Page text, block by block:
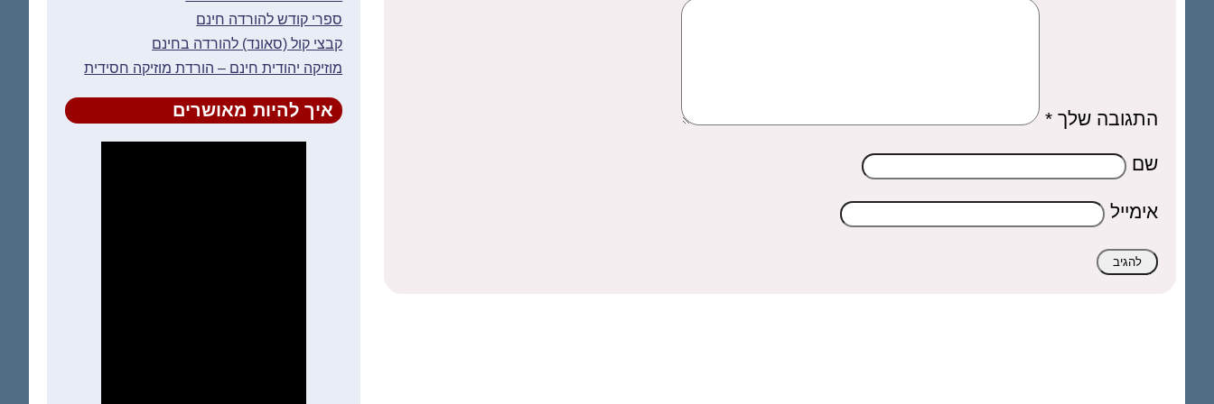
התגובה שלך *
שם
אימייל
ספרי קודש להורדה חינם
קבצי קול (סאונד) להורדה בחינם
מוזיקה יהודית חינם – הורדת מוזיקה חסידית
איך להיות מאושרים